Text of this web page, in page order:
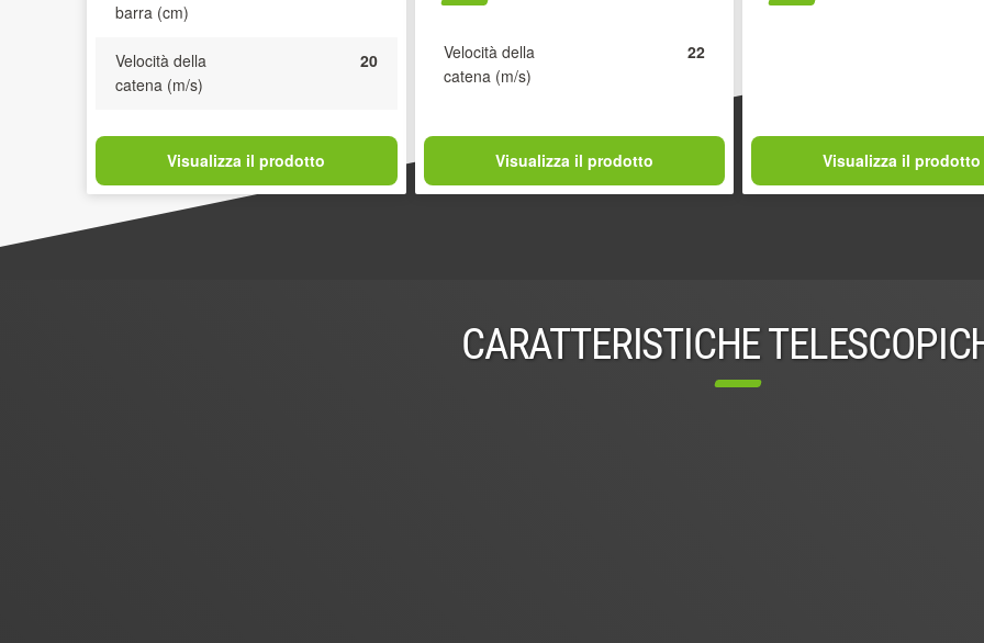
barra (cm)
Velocità della
catena (m/s)
20
Visualizza il prodotto
Velocità della
catena (m/s)
22
Visualizza il prodotto Visualizza il prodotto
CARATTERISTICHE